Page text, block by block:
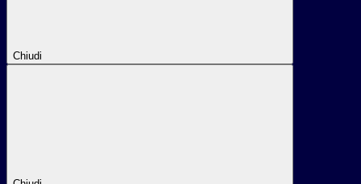
Chiudi